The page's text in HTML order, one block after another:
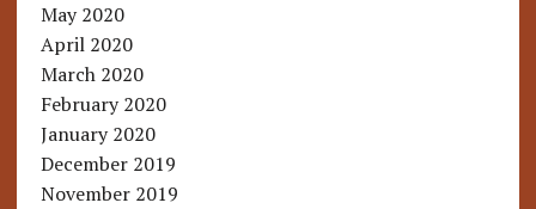
May 2020
April 2020
March 2020
February 2020
January 2020
December 2019
November 2019